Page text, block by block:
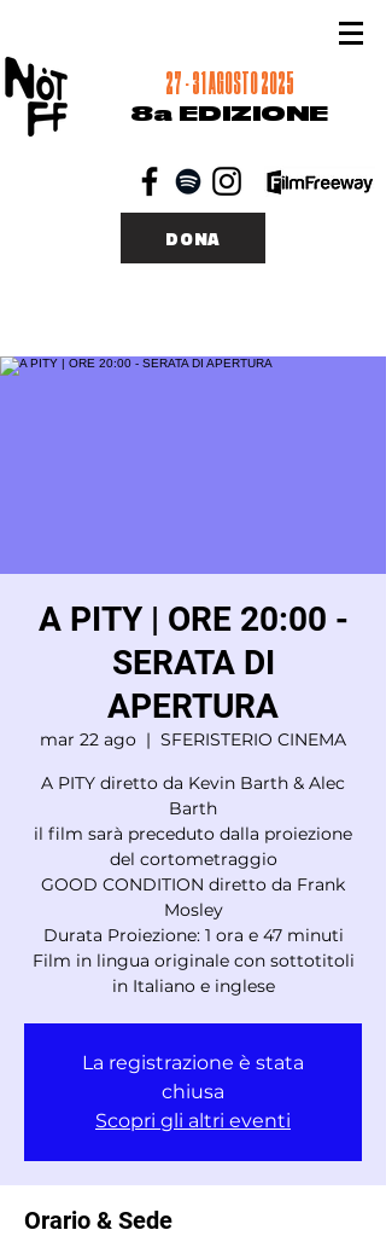
27 - 31 AGOSTO 2025
8a EDIZIONE
DONA
A PITY | ORE 20:00 -
SERATA DI
APERTURA
mar 22 ago
  |
SFERISTERIO CINEMA
A PITY diretto da Kevin Barth & Alec
Barth
il film sarà preceduto dalla proiezione
del cortometraggio
GOOD CONDITION diretto da Frank
Mosley
Durata Proiezione: 1 ora e 47 minuti
Film in lingua originale con sottotitoli
in Italiano e inglese
La registrazione è stata
chiusa
Scopri gli altri eventi
Orario & Sede